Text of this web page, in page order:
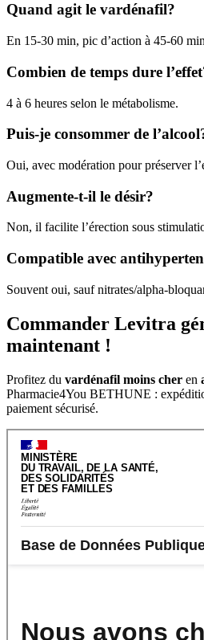
Quand agit le vardénafil?
En 15-30 min, pic d’action à 45-60
Combien de temps dure
4 à 6 heures selon le métabolisme.
Puis-je consommer de
Oui, avec modération pour préserver
Augmente-t-il le désir?
Non, il facilite l’érection sous
Compatible avec
Souvent oui, sauf nitrates/alpha-
Commander Levitra
maintenant !
Profitez du vardénafil moins cher en
Pharmacie4You BETHUNE :
paiement sécurisé.